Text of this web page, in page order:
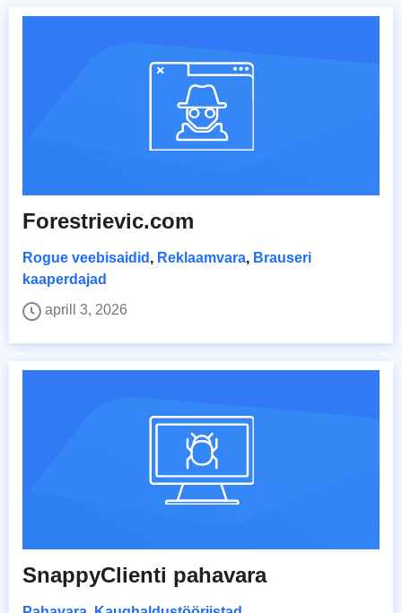
Forestrievic.com
Rogue veebisaidid , Reklaamvara, Brauseri
kaaperdajad
aprill 3, 2026
SnappyClienti pahavara